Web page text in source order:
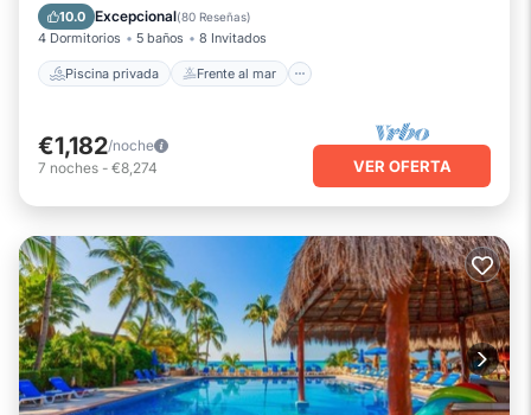
10.0 Excepcional(80 Reseñas)
4 Dormitorios 5 baños 8 Invitados
Piscina privada Frente al mar
Piscina
Vista al mar
€1,182/noche
7 noches - €8,274 VER OFERTA